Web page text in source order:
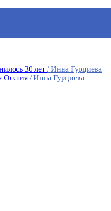
30 лет / Инна Гурциева
Осетия / Инна Гурциева